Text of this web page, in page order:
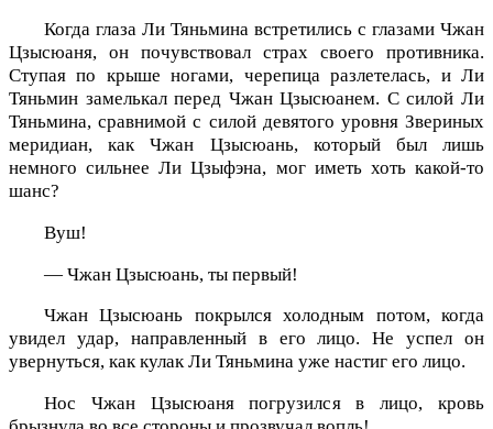
Когда глаза Ли Тяньмина встретились с глазами Чжан
Цзысюаня, он почувствовал страх своего противника.
Ступая по крыше ногами, черепица разлетелась, и Ли
Тяньмин замелькал перед Чжан Цзысюанем. С силой Ли
Тяньмина, сравнимой с силой девятого уровня Звериных
меридиан, как Чжан Цзысюань, который был лишь
немного сильнее Ли Цзыфэна, мог иметь хоть какой-то
шанс?
Вуш!
— Чжан Цзысюань, ты первый!
Чжан Цзысюань покрылся холодным потом, когда
увидел удар, направленный в его лицо. Не успел он
увернуться, как кулак Ли Тяньмина уже настиг его лицо.
Нос Чжан Цзысюаня погрузился в лицо, кровь